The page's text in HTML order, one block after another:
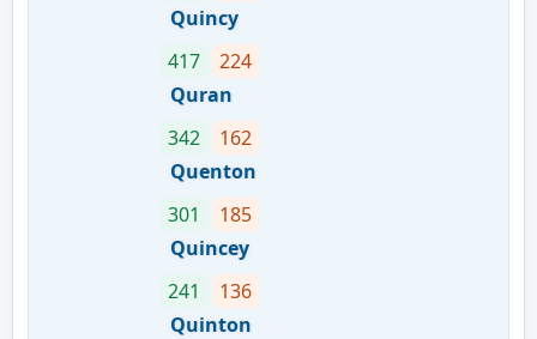
Quincy
417
224
Quran
342
162
Quenton
301
185
Quincey
241
136
Quinton